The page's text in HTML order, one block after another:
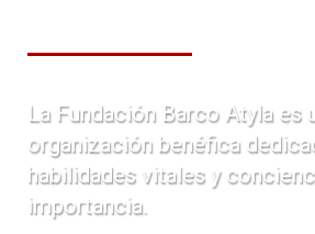
La Fundación Barco Atyla es
organización benéfica
habilidades vitales y
importancia.